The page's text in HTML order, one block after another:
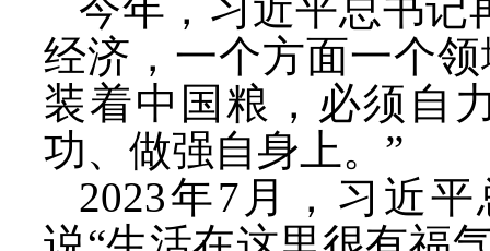
经济，一个方面一个
装着中国粮，必须自
功、做强自身上。”
2023年7月，习近